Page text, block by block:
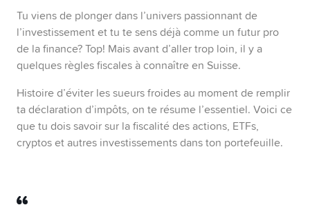
2. Les gains en capital? Exonérés d’impôts!
Tu vends une action avec un joli bénéfice? Bonne
nouvelle : tant que tu n’es pas un trader pro, c’est
100% net d’impôts. Mais attention, si tu trades trop
souvent, le fisc pourrait te classer dans la
catégorie “pro”… et là, ça pique.
3. Récupère la retenue d’impôt sur les
dividendes
Les dividendes suisses sont taxés à 35% à la
Tu viens de plonger dans l’univers passionnant de
l’investissement et tu te sens déjà comme un futur pro
de la finance? Top! Mais avant d’aller trop loin, il y a
quelques règles fiscales à connaître en Suisse.
Histoire d’éviter les sueurs froides au moment de remplir
ta déclaration d’impôts, on te résume l’essentiel. Voici ce
que tu dois savoir sur la fiscalité des actions, ETFs,
cryptos et autres investissements dans ton portefeuille.